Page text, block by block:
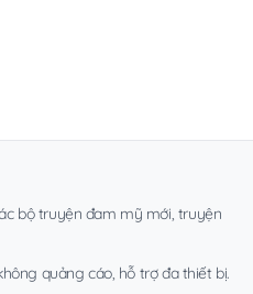
bộ truyện đam mỹ mới, truyện
quảng cáo, hỗ trợ đa thiết bị.